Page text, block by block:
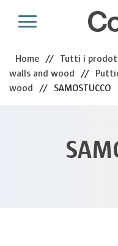
Home // Tutti i
walls and wood //
wood // SAMOSTUCCO